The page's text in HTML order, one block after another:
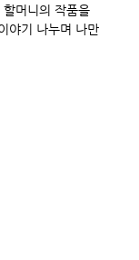
머니의 작품을
야기 나누며 나만